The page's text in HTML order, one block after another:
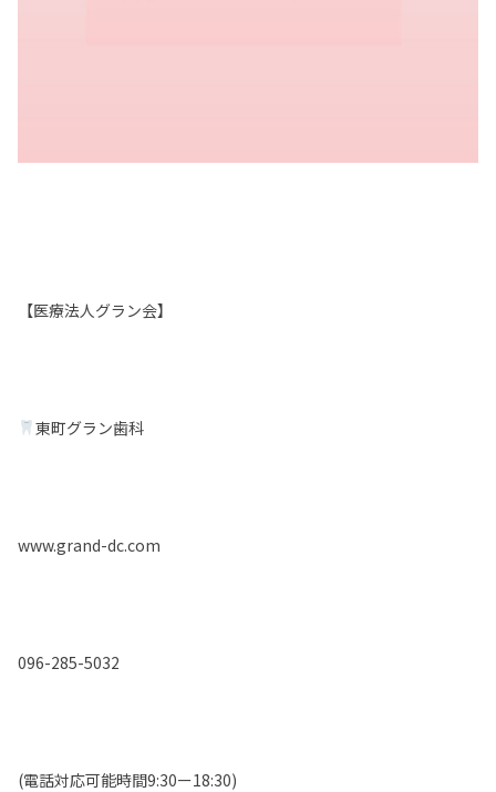
【医療法人グラン会】
東町グラン歯科
www.grand-dc.com
096-285-5032
(電話対応可能時間9:30ー18:30)